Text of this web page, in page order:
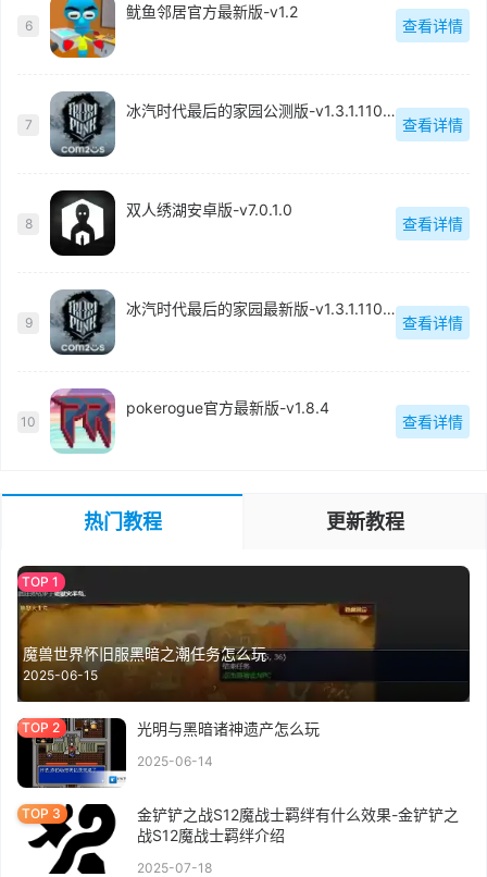
6
鱿鱼邻居官方最新版-v1.2
查看详情
7
冰汽时代最后的家园公测版-v1.3.1.110570
查看详情
8
双人绣湖安卓版-v7.0.1.0
查看详情
9
冰汽时代最后的家园最新版-v1.3.1.110570
查看详情
10
pokerogue官方最新版-v1.8.4
查看详情
热门教程 更新教程
魔兽世界怀旧服黑暗之潮任务怎么玩
2025-06-15
光明与黑暗诸神遗产怎么玩
2025-06-14
金铲铲之战S12魔战士羁绊有什么效果-金铲铲之
战S12魔战士羁绊介绍
2025-07-18